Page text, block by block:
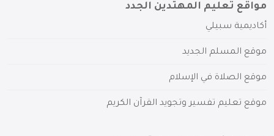
مواقع تعليم المهتدين الجدد
أكاديمية سبيلي
موقع المسلم الجديد
موقع الصلاة في الإسلام
موقع تعليم تفسير وتجويد القرآن الكريم